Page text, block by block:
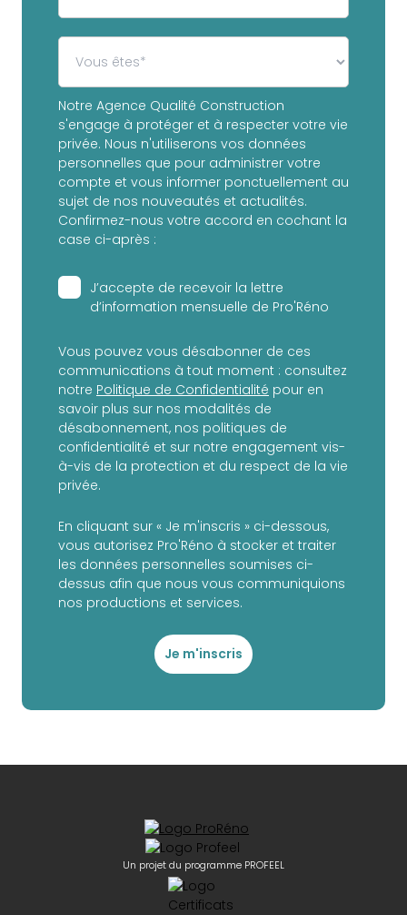
Notre Agence Qualité Construction
s'engage à protéger et à respecter votre vie
privée. Nous n'utiliserons vos données
personnelles que pour administrer votre
compte et vous informer ponctuellement au
sujet de nos nouveautés et actualités.
Confirmez-nous votre accord en cochant la
case ci-après :
J’accepte de recevoir la lettre
d’information mensuelle de Pro'Réno
Vous pouvez vous désabonner de ces
communications à tout moment : consultez
notre Politique de Confidentialité pour en
savoir plus sur nos modalités de
désabonnement, nos politiques de
confidentialité et sur notre engagement vis-
à-vis de la protection et du respect de la vie
privée.
En cliquant sur « Je m'inscris » ci-dessous,
vous autorisez Pro'Réno à stocker et traiter
les données personnelles soumises ci-
dessus afin que nous vous communiquions
nos productions et services.
Je m'inscris
Un projet du programme PROFEEL